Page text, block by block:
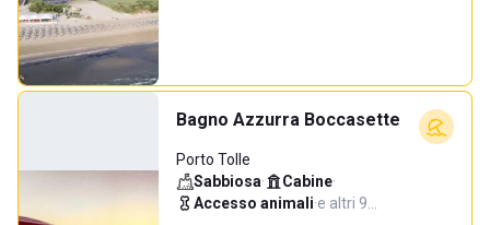
Bagno Azzurra Boccasette
Porto Tolle
Sabbiosa· Cabine·
Accesso animali·e altri 9…